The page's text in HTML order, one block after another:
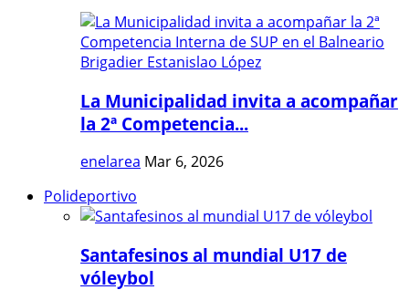
La Municipalidad invita a acompañar
la 2ª Competencia...
enelarea Mar 6, 2026
Polideportivo
Santafesinos al mundial U17 de
vóleybol